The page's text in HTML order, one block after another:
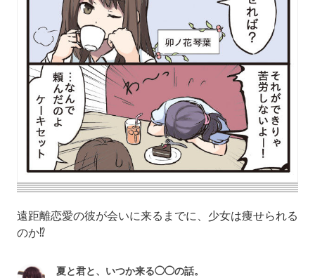
遠距離恋愛の彼が会いに来るまでに、少女は痩せられる
のか⁉︎
夏と君と、いつか来る◯◯の話。